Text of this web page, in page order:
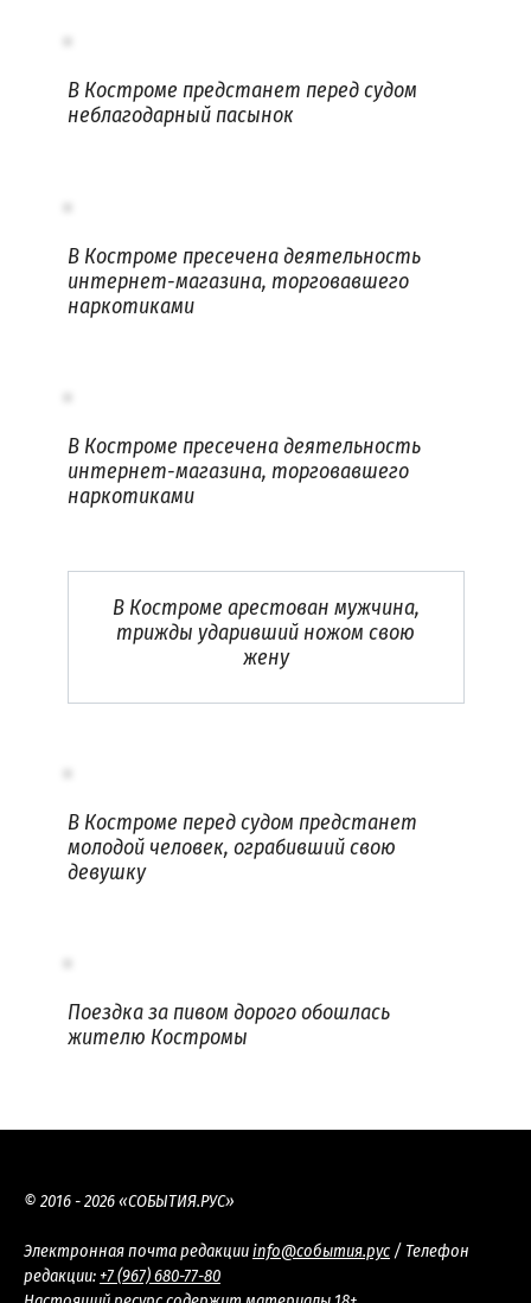
В Костроме предстанет перед судом
неблагодарный пасынок
В Костроме пресечена деятельность
интернет-магазина, торговавшего
наркотиками
В Костроме пресечена деятельность
интернет-магазина, торговавшего
наркотиками
В Костроме арестован мужчина,
трижды ударивший ножом свою
жену
В Костроме перед судом предстанет
молодой человек, ограбивший свою
девушку
Поездка за пивом дорого обошлась
жителю Костромы
© 2016 - 2026 «СОБЫТИЯ.РУС»
Электронная почта редакцииinfo@события.рус / Телефон
редакции: +7 (967) 680-77-80